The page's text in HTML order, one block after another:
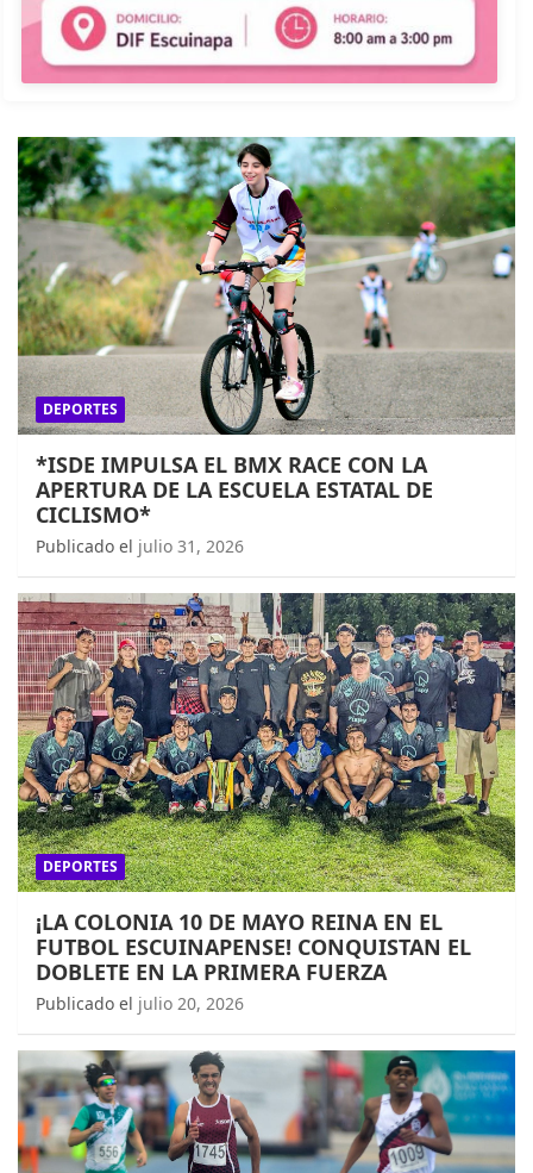
DEPORTES
*ISDE IMPULSA EL BMX RACE CON LA
APERTURA DE LA ESCUELA ESTATAL DE
CICLISMO*
Publicado el julio 31, 2026
DEPORTES
¡LA COLONIA 10 DE MAYO REINA EN EL
FUTBOL ESCUINAPENSE! CONQUISTAN EL
DOBLETE EN LA PRIMERA FUERZA
Publicado el julio 20, 2026